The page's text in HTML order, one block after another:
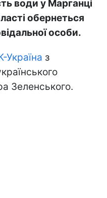
води у Марганці
обернеться
особи.
Україна з
Зеленського.